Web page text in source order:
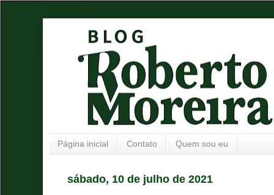
Página inicial Contato Quem sou eu
sábado, 10 de julho de 2021